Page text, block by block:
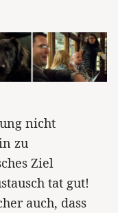
nicht
zu
Ziel
tat gut!
auch, dass